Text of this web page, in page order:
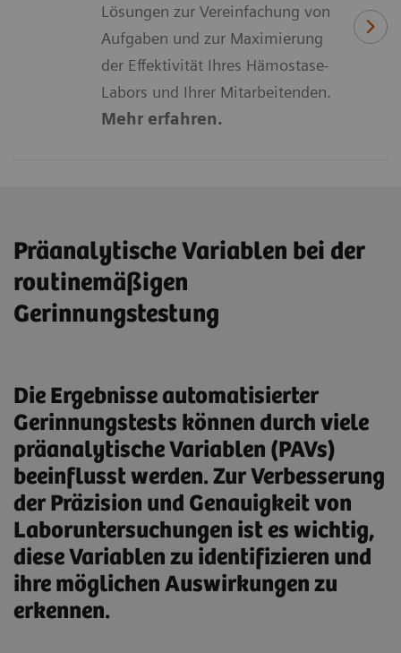
Lösungen zur Vereinfachung von
Aufgaben und zur Maximierung
der Effektivität Ihres Hämostase-
Labors und Ihrer Mitarbeitenden.
Mehr erfahren.
Präanalytische Variablen bei der
routinemäßigen
Gerinnungstestung
Die Ergebnisse automatisierter
Gerinnungstests können durch viele
präanalytische Variablen (PAVs)
beeinflusst werden. Zur Verbesserung
der Präzision und Genauigkeit von
Laboruntersuchungen ist es wichtig,
diese Variablen zu identifizieren und
ihre möglichen Auswirkungen zu
erkennen.